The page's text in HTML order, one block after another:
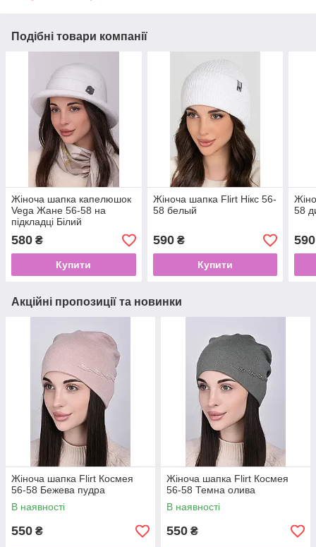
Подібні товари компанії
Жіноча шапка капелюшок
Vega Жане 56-58 на
підкладці Білий
580 ₴
Купити
Жіноча шапка Flirt Нікс 56-
58 белый
590₴
Купити
58
590
Акційні пропозиції та новинки
Жіноча шапка Flirt Космея
56-58 Бежева пудра
В наявності
550 ₴
Жіноча шапка Flirt Космея
56-58 Темна олива
В наявності
550 ₴